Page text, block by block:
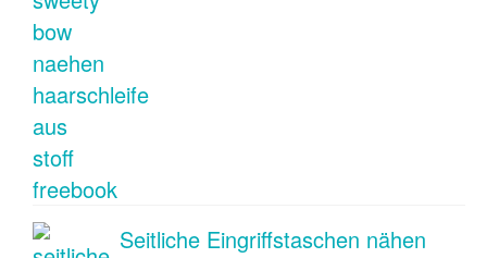
Seitliche Eingriffstaschen nähen